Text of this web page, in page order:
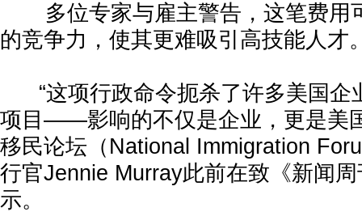
多位专家与雇主警告，这笔费用
的竞争力，使其更难吸引高技能人才
“这项行政命令扼杀了许多美国企
项目——影响的不仅是企业，更是美
移民论坛（National Immigration
行官Jennie Murray此前在致《新闻
示。